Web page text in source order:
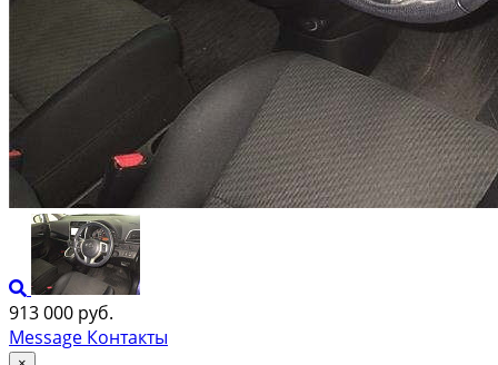
913 000 руб.
Message Контакты